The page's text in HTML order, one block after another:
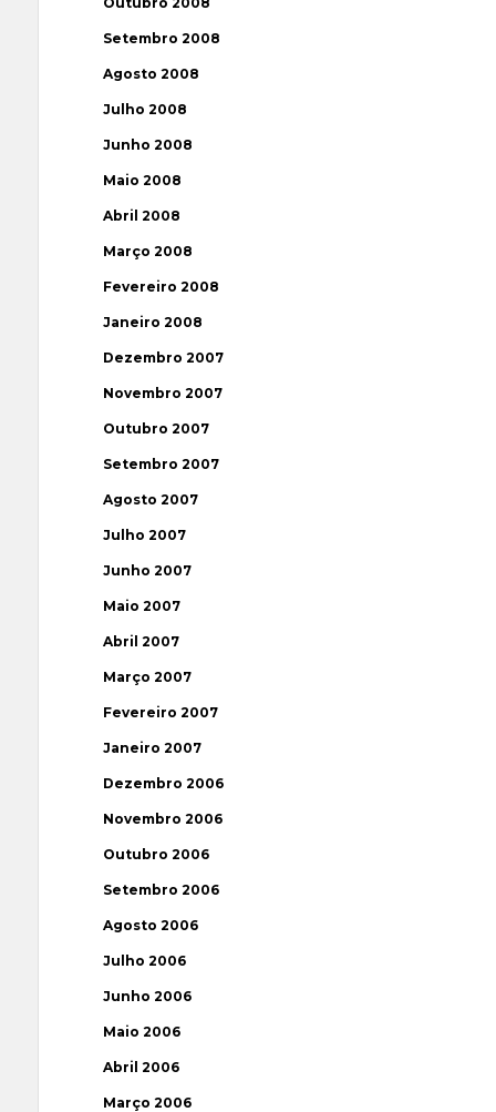
Setembro 2008
Agosto 2008
Julho 2008
Junho 2008
Maio 2008
Abril 2008
Março 2008
Fevereiro 2008
Janeiro 2008
Dezembro 2007
Novembro 2007
Outubro 2007
Setembro 2007
Agosto 2007
Julho 2007
Junho 2007
Maio 2007
Abril 2007
Março 2007
Fevereiro 2007
Janeiro 2007
Dezembro 2006
Novembro 2006
Outubro 2006
Setembro 2006
Agosto 2006
Julho 2006
Junho 2006
Maio 2006
Abril 2006
Março 2006